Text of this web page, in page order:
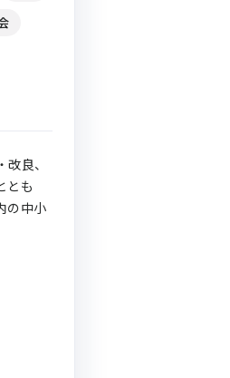
良、
とも
の中小